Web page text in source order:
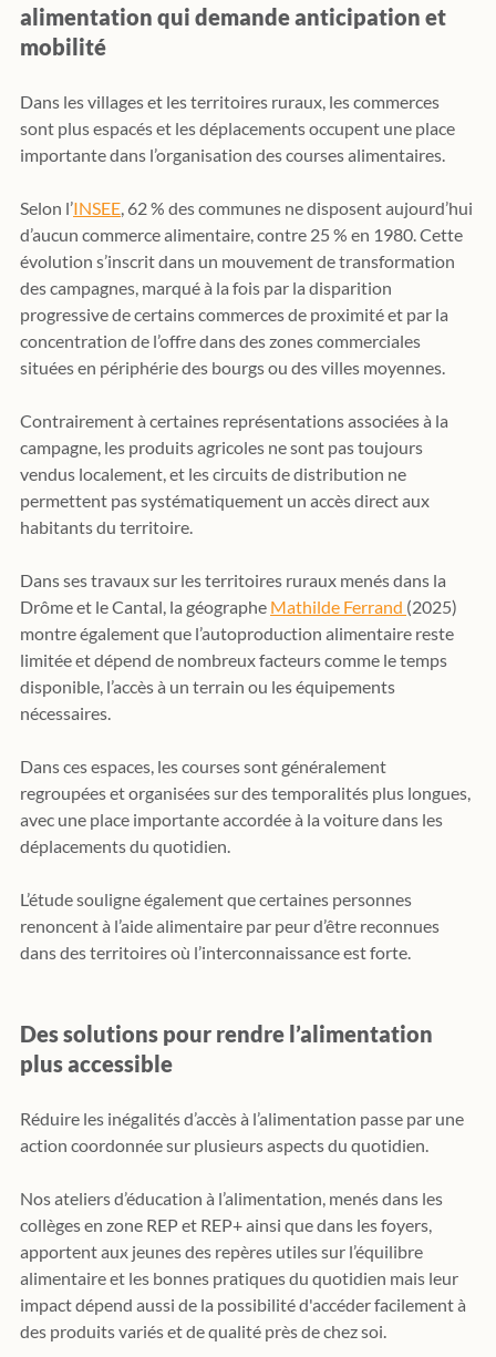
alimentation qui demande anticipation et
mobilité
Dans les villages et les territoires ruraux, les commerces
sont plus espacés et les déplacements occupent une place
importante dans l’organisation des courses alimentaires.
Selon l’INSEE, 62 % des communes ne disposent aujourd’hui
d’aucun commerce alimentaire, contre 25 % en 1980. Cette
évolution s’inscrit dans un mouvement de transformation
des campagnes, marqué à la fois par la disparition
progressive de certains commerces de proximité et par la
concentration de l’offre dans des zones commerciales
situées en périphérie des bourgs ou des villes moyennes.
Contrairement à certaines représentations associées à la
campagne, les produits agricoles ne sont pas toujours
vendus localement, et les circuits de distribution ne
permettent pas systématiquement un accès direct aux
habitants du territoire.
Dans ses travaux sur les territoires ruraux menés dans la
Drôme et le Cantal, la géographe Mathilde Ferrand (2025)
montre également que l’autoproduction alimentaire reste
limitée et dépend de nombreux facteurs comme le temps
disponible, l’accès à un terrain ou les équipements
nécessaires.
Dans ces espaces, les courses sont généralement
regroupées et organisées sur des temporalités plus longues,
avec une place importante accordée à la voiture dans les
déplacements du quotidien.
L’étude souligne également que certaines personnes
renoncent à l’aide alimentaire par peur d’être reconnues
dans des territoires où l’interconnaissance est forte.
Des solutions pour rendre l’alimentation
plus accessible
Réduire les inégalités d’accès à l’alimentation passe par une
action coordonnée sur plusieurs aspects du quotidien.
Nos ateliers d’éducation à l’alimentation, menés dans les
collèges en zone REP et REP+ ainsi que dans les foyers,
apportent aux jeunes des repères utiles sur l’équilibre
alimentaire et les bonnes pratiques du quotidien mais leur
impact dépend aussi de la possibilité d'accéder facilement à
des produits variés et de qualité près de chez soi.